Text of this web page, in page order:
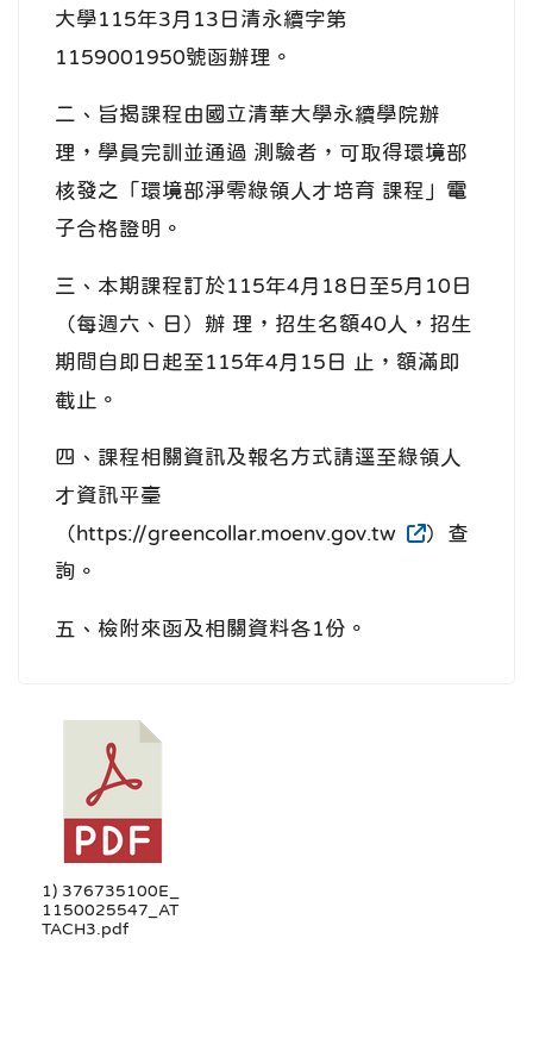
大學115年3月13日清永續字第
1159001950號函辦理。
二、旨揭課程由國立清華大學永續學院辦
理，學員完訓並通過 測驗者，可取得環境部
核發之「環境部淨零綠領人才培育 課程」電
子合格證明。
三、本期課程訂於115年4月18日至5月10日
（每週六、日）辦 理，招生名額40人，招生
期間自即日起至115年4月15日 止，額滿即
截止。
四、課程相關資訊及報名方式請逕至綠領人
才資訊平臺
（https://greencollar.moenv.gov.tw
）查
詢。
五、檢附來函及相關資料各1份。
1) 376735100E_
1150025547_AT
TACH3.pdf